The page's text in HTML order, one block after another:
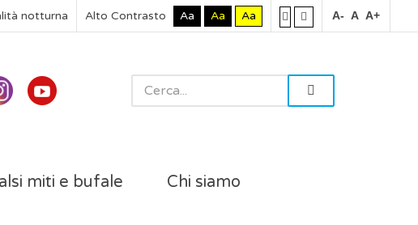
notturna Alto Contrasto Aa Aa Aa A- A A+
miti e bufale Chi siamo